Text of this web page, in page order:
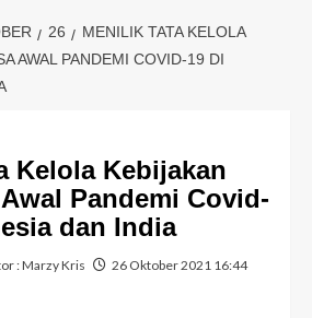
26
MENILIK TATA KELOLA
AWAL PANDEMI COVID-19 DI
Kelola Kebijakan
Pandemi Covid-
dan India
:Marzy Kris
26 Oktober 2021 16:44